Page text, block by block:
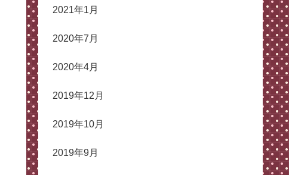
2021年1月
2020年7月
2020年4月
2019年12月
2019年10月
2019年9月